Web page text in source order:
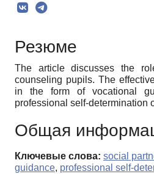
Резюме
The article discusses the
counseling pupils. The
in the form of vocational
professional self-determination
Общая
Ключевые слова: social
guidance, professional self-